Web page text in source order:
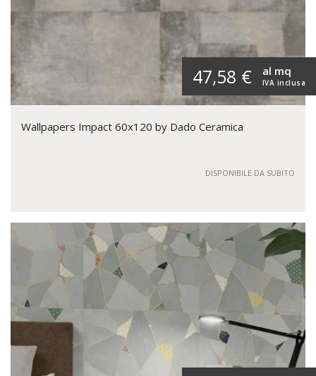
47,58 € IVA inclusa
al mq
Wallpapers Impact 60x120 by Dado Ceramica
DISPONIBILE DA SUBITO